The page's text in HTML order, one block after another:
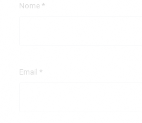
Nome*
Email*